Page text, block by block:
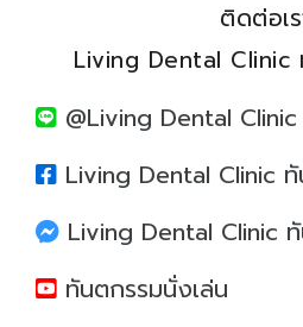
ค้นหาทันตแพทย์จัดฟันใส
ติดต่อเ
Living Dental Clinic
@Living Dental Clinic
Living Dental Clinic
Living Dental Clinic
ทันตกรรมนั่งเล่น